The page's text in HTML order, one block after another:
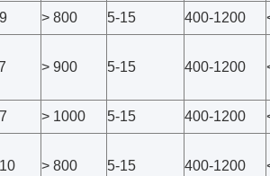
> 800 5-15 400-1200
> 900 5-15 400-1200
> 1000 5-15 400-1200
> 800 5-15 400-1200